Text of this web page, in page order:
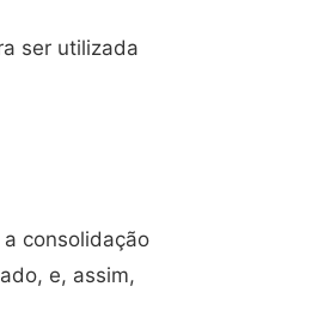
ser utilizada
consolidação
e, assim,